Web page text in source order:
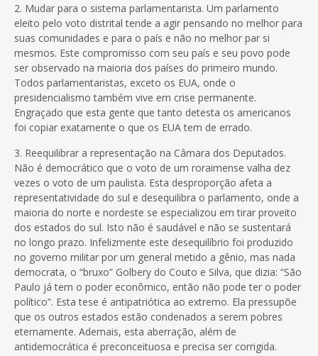
2. Mudar para o sistema parlamentarista. Um parlamento
eleito pelo voto distrital tende a agir pensando no melhor para
suas comunidades e para o país e não no melhor par si
mesmos. Este compromisso com seu país e seu povo pode
ser observado na maioria dos países do primeiro mundo.
Todos parlamentaristas, exceto os EUA, onde o
presidencialismo também vive em crise permanente.
Engraçado que esta gente que tanto detesta os americanos
foi copiar exatamente o que os EUA tem de errado.
3. Reequilibrar a representação na Câmara dos Deputados.
Não é democrático que o voto de um roraimense valha dez
vezes o voto de um paulista. Esta desproporção afeta a
representatividade do sul e desequilibra o parlamento, onde a
maioria do norte e nordeste se especializou em tirar proveito
dos estados do sul. Isto não é saudável e não se sustentará
no longo prazo. Infelizmente este desequilíbrio foi produzido
no governo militar por um general metido a gênio, mas nada
democrata, o “bruxo” Golbery do Couto e Silva, que dizia: “São
Paulo já tem o poder econômico, então não pode ter o poder
político”. Esta tese é antipatriótica ao extremo. Ela pressupõe
que os outros estados estão condenados a serem pobres
eternamente. Ademais, esta aberração, além de
antidemocrática é preconceituosa e precisa ser corrigida.